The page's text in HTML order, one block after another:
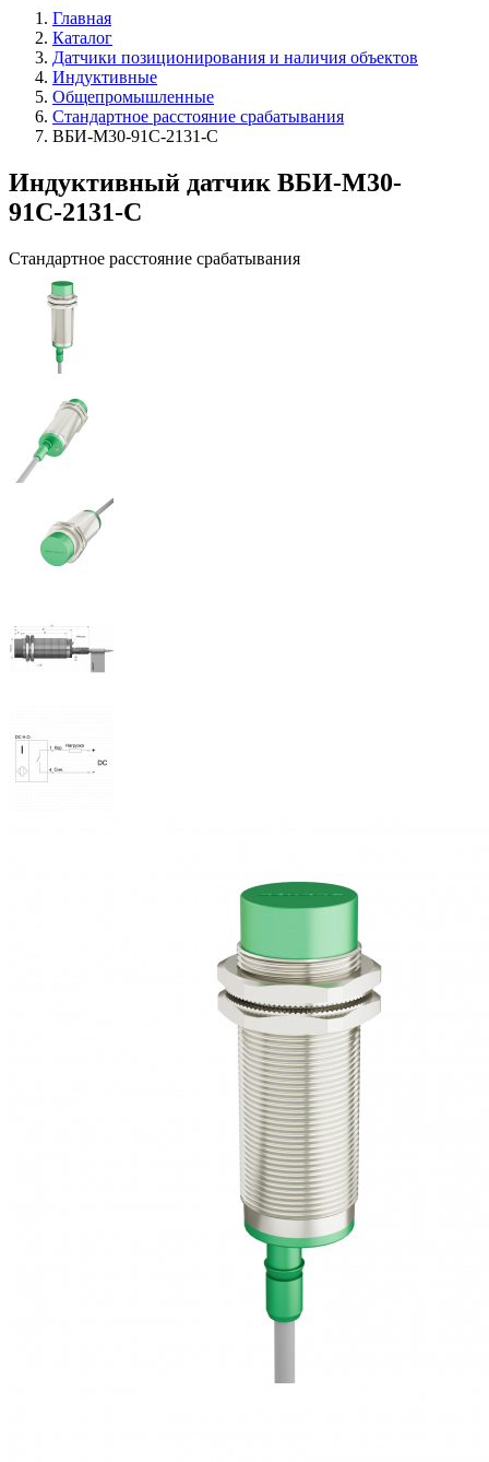
Главная
Каталог
Датчики позиционирования и наличия объектов
Индуктивные
Общепромышленные
Стандартное расстояние срабатывания
ВБИ-М30-91С-2131-С
Индуктивный датчик ВБИ-М30-
91С-2131-С
Стандартное расстояние срабатывания